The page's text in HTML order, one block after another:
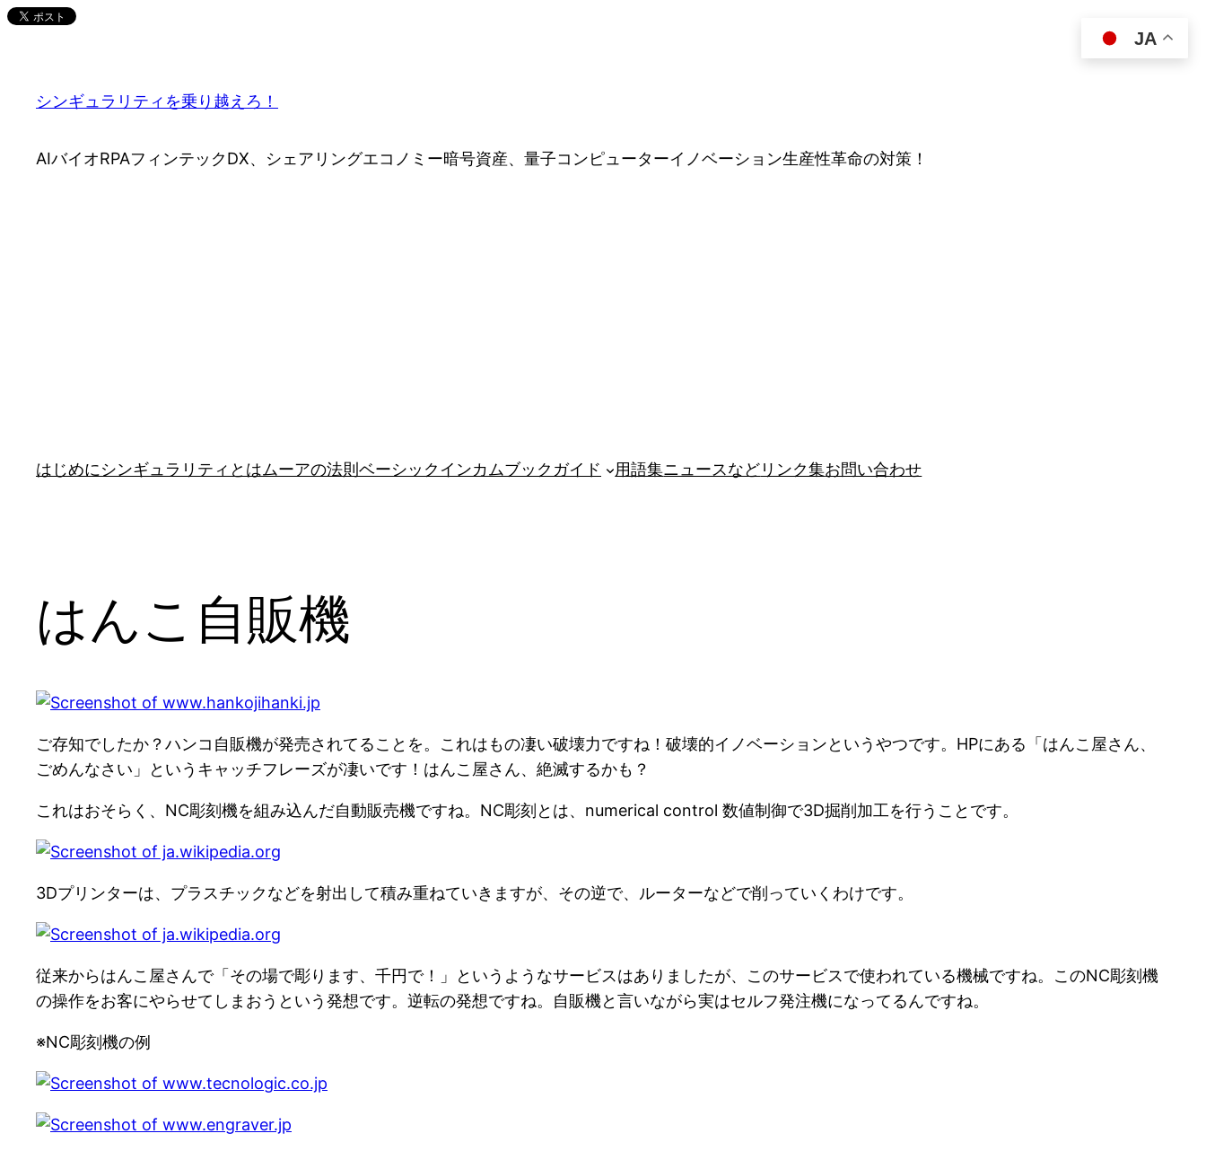
内
ス
プ
シンギュラリティを乗り越えろ！
AIバイオRPAフィンテックDX、シェアリングエコノミー暗号資産、量子コンピューターイノベーション生産性革命の対策！
はじめにシンギュラリティとはムーアの法則 ベーシックインカムブックガイド 用語集ニュースなどリンク集お問い合わせ
はんこ自販機
ご存知でしたか？ハンコ自販機が発売されてることを。これはもの凄い破壊力ですね！破壊的イノベーションというやつです。HPにある「はんこ屋さん、
ごめんなさい」というキャッチフレーズが凄いです！はんこ屋さん、絶滅するかも？
これはおそらく、NC彫刻機を組み込んだ自動販売機ですね。NC彫刻とは、numerical control 数値制御で3D掘削加工を行うことです。
3Dプリンターは、プラスチックなどを射出して積み重ねていきますが、その逆で、ルーターなどで削っていくわけです。
従来からはんこ屋さんで「その場で彫ります、千円で！」というようなサービスはありましたが、このサービスで使われている機械ですね。このNC彫刻機
の操作をお客にやらせてしまおうという発想です。逆転の発想ですね。自販機と言いながら実はセルフ発注機になってるんですね。
※NC彫刻機の例
JA